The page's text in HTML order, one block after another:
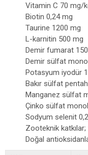
Vitamin C 70 mg/
Biotin 0,24 mg
Taurine 1200 mg
L-karnitin 500 mg
Demir fumarat
Demir sülfat
Potasyum iyodür
Bakır sülfat
Manganez sülfat
Çinko sülfat
Sodyum selenit
Zooteknik
Doğal